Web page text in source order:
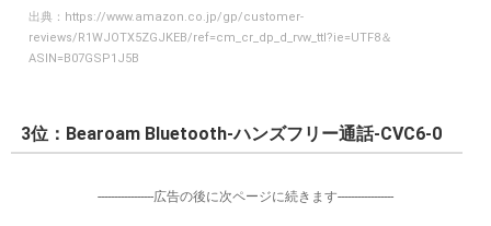
出典： https://www.amazon.co.jp/gp/customer-
reviews/R1WJOTX5ZGJKEB/ref=cm_cr_dp_d_rvw_ttl?ie=UTF8＆
ASIN=B07GSP1J5B
3位：Bearoam Bluetooth-ハンズフリー通話-CVC6-0
-----------------広告の後に次ページに続きます-----------------